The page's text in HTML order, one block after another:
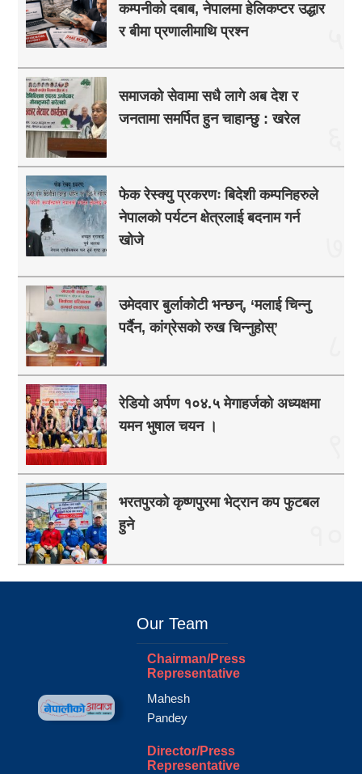
कम्पनीको दबाब, नेपालमा हेलिकप्टर उद्धार
र बीमा प्रणालीमाथि प्रश्न
समाजको सेवामा सधै लागे अब देश र
जनतामा समर्पित हुन चाहान्छु : खरेल
फेक रेस्क्यु प्रकरणः बिदेशी कम्पनिहरुले
नेपालको पर्यटन क्षेत्रलाई बदनाम गर्न
खोजे
उमेदवार बुर्लाकोटी भन्छन्, ‘मलाई चिन्नु
पर्दैन, कांग्रेसको रुख चिन्नुहोस्’
रेडियो अर्पण १०४.५ मेगाहर्जको अध्यक्षमा
यमन भुषाल चयन ।
भरतपुरको कृष्णपुरमा भेट्रान कप फुटबल
हुने
Our Team
Chairman/Press
Representative
Mahesh
Pandey
Director/Press
Representative